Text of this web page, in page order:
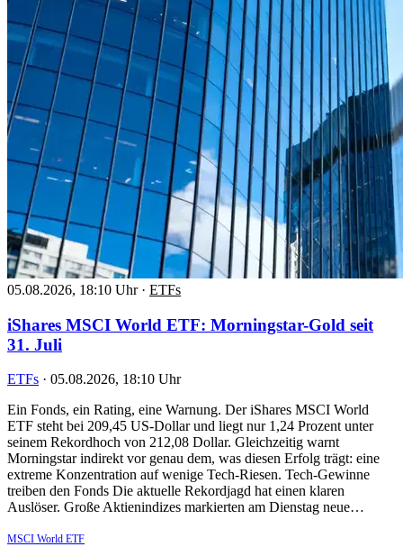
05.08.2026, 18:10 Uhr · ETFs
iShares MSCI World ETF: Morningstar-Gold seit
31. Juli
ETFs · 05.08.2026, 18:10 Uhr
Ein Fonds, ein Rating, eine Warnung. Der iShares MSCI World
ETF steht bei 209,45 US-Dollar und liegt nur 1,24 Prozent unter
seinem Rekordhoch von 212,08 Dollar. Gleichzeitig warnt
Morningstar indirekt vor genau dem, was diesen Erfolg trägt: eine
extreme Konzentration auf wenige Tech-Riesen. Tech-Gewinne
treiben den Fonds Die aktuelle Rekordjagd hat einen klaren
Auslöser. Große Aktienindizes markierten am Dienstag neue…
MSCI World ETF